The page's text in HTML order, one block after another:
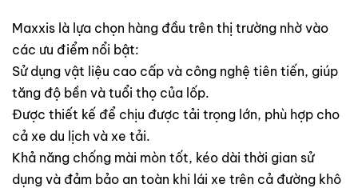
Maxxis là lựa chọn hàng đầu trên thị trường nhờ vào
các ưu điểm nổi bật:
Sử dụng vật liệu cao cấp và công nghệ tiên tiến, giúp
tăng độ bền và tuổi thọ của lốp.
Được thiết kế để chịu được tải trọng lớn, phù hợp cho
cả xe du lịch và xe tải.
Khả năng chống mài mòn tốt, kéo dài thời gian sử
dụng và đảm bảo an toàn khi lái xe trên cả đường khô